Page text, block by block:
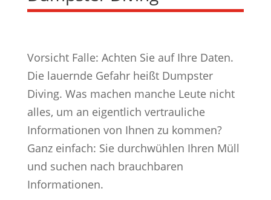
Vorsicht Falle: Achten Sie auf Ihre Daten.
Die lauernde Gefahr heißt Dumpster
Diving. Was machen manche Leute nicht
alles, um an eigentlich vertrauliche
Informationen von Ihnen zu kommen?
Ganz einfach: Sie durchwühlen Ihren Müll
und suchen nach brauchbaren
Informationen.